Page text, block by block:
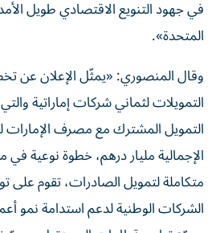
في جهود التنويع الاقتصادي طويل الأمد
المتحدة».
وقال المنصوري: «يمثّل الإعلان عن
التمويلات لثماني شركات إماراتية
التمويل المشترك مع مصرف الإمارات
الإجمالية مليار درهم، خطوة نوعية
متكاملة لتمويل الصادرات، تقوم على
الشركات الوطنية لدعم استدامة نمو